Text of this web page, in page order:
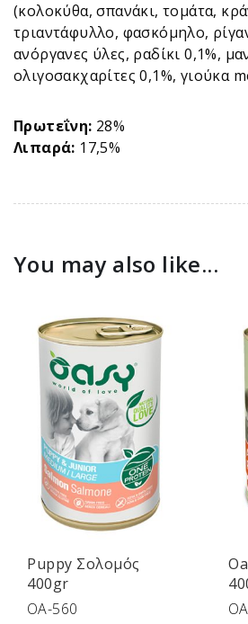
(κολοκύθα, σπανάκι, τομάτα,
τριαντάφυλλο, φασκόμηλο,
ανόργανες ύλες, ραδίκι 0,1%,
ολιγοσακχαρίτες 0,1%, γιούκα
Πρωτεΐνη: 28%
Λιπαρά: 17,5%
You may also like...
Puppy Σολομός
400gr
OA-560